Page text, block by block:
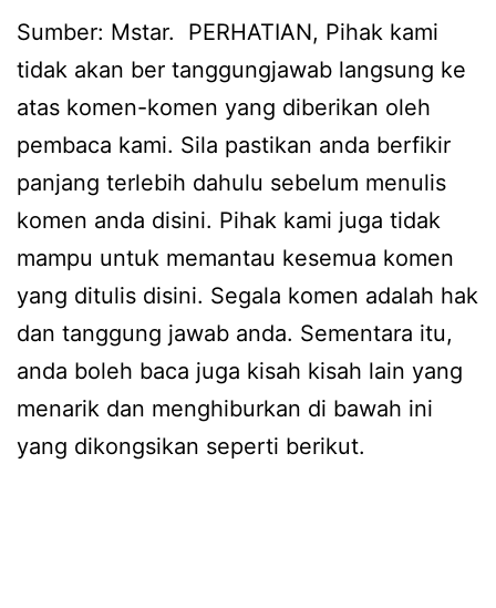
Sumber: Mstar. PERHATIAN, Pihak kami
tidak akan ber tanggungjawab langsung ke
atas komen-komen yang diberikan oleh
pembaca kami. Sila pastikan anda berfikir
panjang terlebih dahulu sebelum menulis
komen anda disini. Pihak kami juga tidak
mampu untuk memantau kesemua komen
yang ditulis disini. Segala komen adalah hak
dan tanggung jawab anda. Sementara itu,
anda boleh baca juga kisah kisah lain yang
menarik dan menghiburkan di bawah ini
yang dikongsikan seperti berikut.